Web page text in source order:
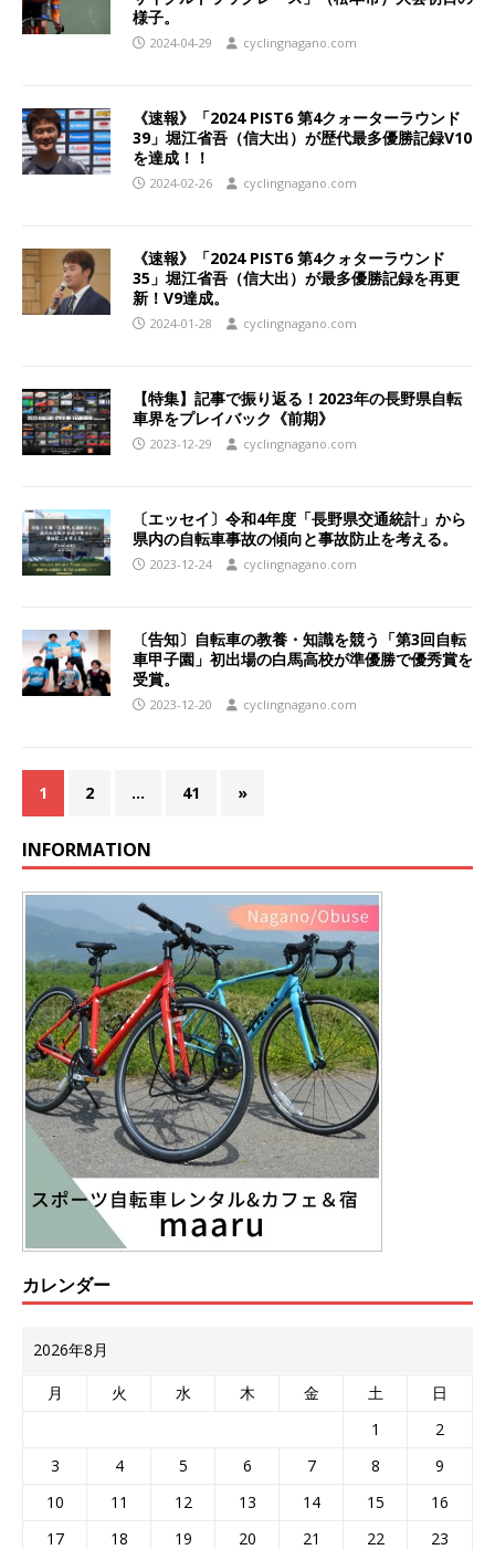
様子。
2024-04-29 cyclingnagano.com
《速報》「2024 PIST6 第4クォーターラウンド
39」堀江省吾（信大出）が歴代最多優勝記録V10
を達成！！
2024-02-26 cyclingnagano.com
《速報》「2024 PIST6 第4クォターラウンド
35」堀江省吾（信大出）が最多優勝記録を再更
新！V9達成。
2024-01-28 cyclingnagano.com
【特集】記事で振り返る！2023年の長野県自転
車界をプレイバック《前期》
2023-12-29 cyclingnagano.com
〔エッセイ〕令和4年度「長野県交通統計」から
県内の自転車事故の傾向と事故防止を考える。
2023-12-24 cyclingnagano.com
〔告知〕自転車の教養・知識を競う「第3回自転
車甲子園」初出場の白馬高校が準優勝で優秀賞を
受賞。
2023-12-20 cyclingnagano.com
1 2 … 41 »
INFORMATION
カレンダー
2026年8月
月 火 水 木 金 土
日
1
2
3
4 5 6 7 8
9
10
11 12 13 14 15
16
17
18 19 20 21 22
23